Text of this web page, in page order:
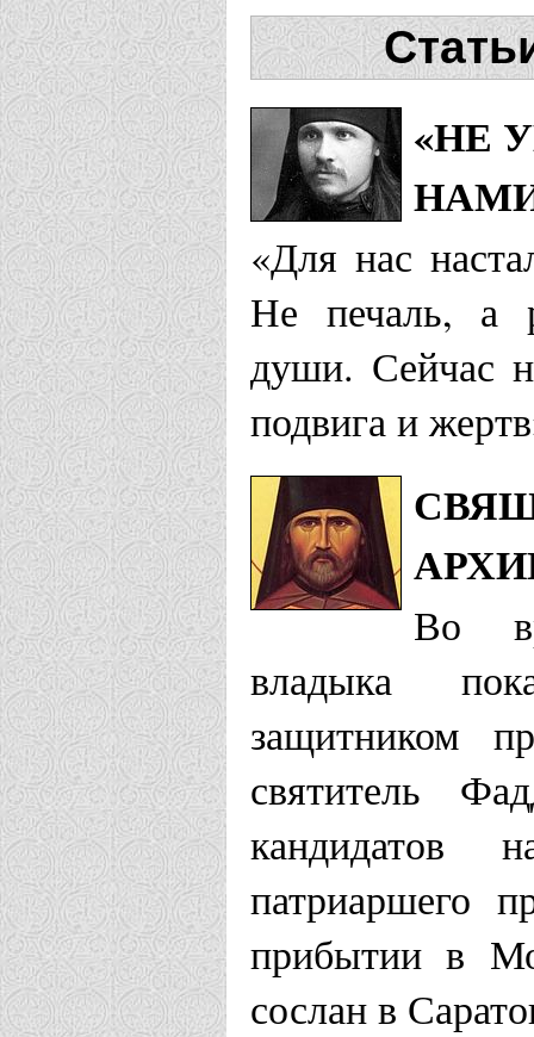
«НЕ
«Для нас
Не печаль, а
души. Сейчас
подвига и
Во
владыка
защитником
святитель
кандидатов
патриаршего
прибытии в
сослан в